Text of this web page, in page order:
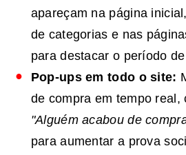
apareçam na página
de categorias e nas
para destacar o período
Pop-ups em todo o site:
de compra em tempo real,
"Alguém acabou de
para aumentar a prova